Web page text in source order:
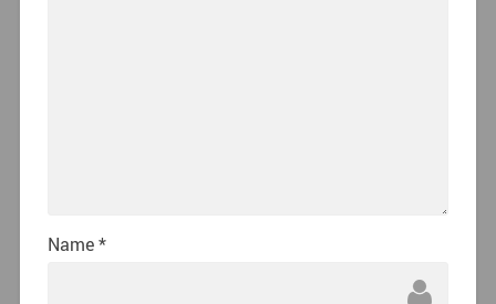
Name*